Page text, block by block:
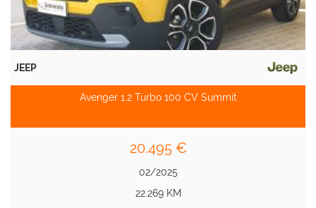
JEEP
Avenger 1.2 Turbo 100 CV Summit
20.495 €
02/2025
22.269 KM